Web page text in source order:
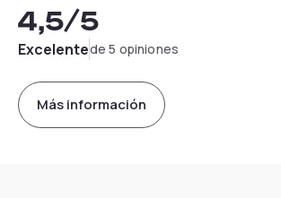
4,5/5
Excelentede 5 opiniones
Más información